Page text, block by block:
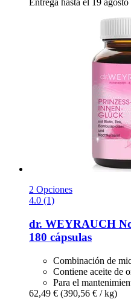
Entrega hasta el 19 agosto
2 Opciones
4.0 (1)
dr. WEYRAUCH
180 cápsulas
Combinación de
Contiene aceite de
Para el
62,49 € (390,56 € / kg)